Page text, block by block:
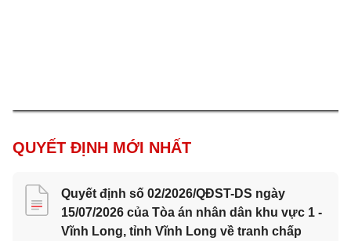
QUYẾT ĐỊNH MỚI NHẤT
Quyết định số 02/2026/QĐST-DS ngày
15/07/2026 của Tòa án nhân dân khu vực 1 -
Vĩnh Long, tỉnh Vĩnh Long về tranh chấp